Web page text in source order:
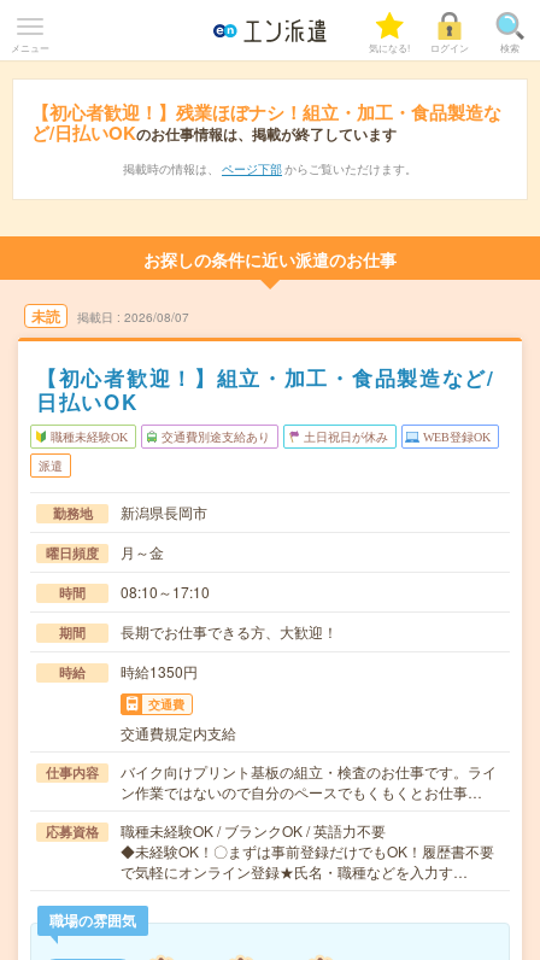
メニュー 気になる! ログイン 検索
【初心者歓迎！】残業ほぼナシ！組立・加工・食品製造な
ど/日払いOKのお仕事情報は、掲載が終了しています
掲載時の情報は、 ページ下部 からご覧いただけます。
お探しの条件に近い派遣のお仕事
未読 掲載日 2026/08/07
【初心者歓迎！】組立・加工・食品製造など/
日払いOK
職種未経験OK 交通費別途支給あり 土日祝日が休み WEB登録OK
派遣
勤務地 新潟県長岡市
曜日頻度 月～金
時間 08:10～17:10
期間 長期でお仕事できる方、大歓迎！
時給 時給1350円
交通費
交通費規定内支給
仕事内容
バイク向けプリント基板の組立・検査のお仕事です。ライ
ン作業ではないので自分のペースでもくもくとお仕事…
応募資格
職種未経験OK / ブランクOK / 英語力不要
◆未経験OK！〇まずは事前登録だけでもOK！履歴書不要
で気軽にオンライン登録★氏名・職種などを入力す…
職場の雰囲気